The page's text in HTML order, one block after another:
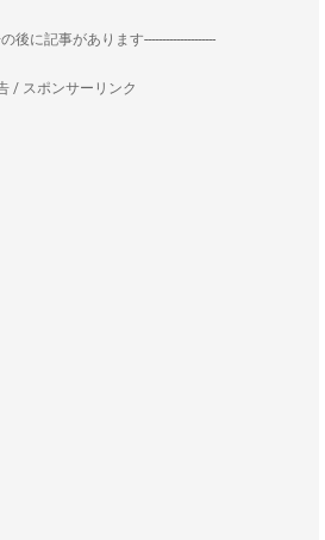
の後に記事があります--------------------
/ スポンサーリンク